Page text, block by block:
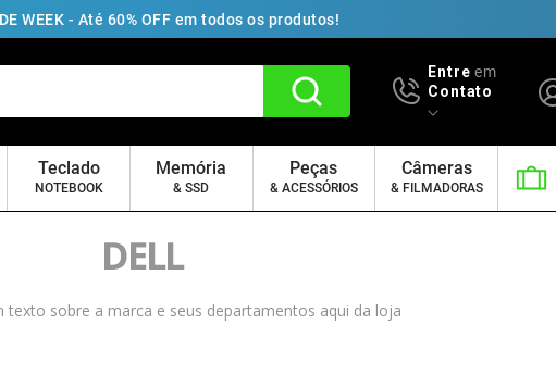
WEEK - Até 60% OFF em todos os produtos!
Entre em
Contato
Teclado
NOTEBOOK
Memória
& SSD
Peças
& ACESSÓRIOS
Câmeras
& FILMADORAS
texto sobre a marca e seus departamentos aqui da loja